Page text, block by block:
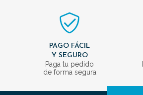
PAGO FÁCIL
Y SEGURO
Paga tu pedido
de forma segura